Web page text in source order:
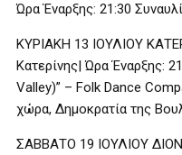
Ώρα Έναρξης: 21:30
ΚΥΡΙΑΚΗ 13 ΙΟΥΛΙΟΥ
Κατερίνης| Ώρα Έναρξης:
Valley)” – Folk Dance
χώρα, Δημοκρατία της
ΣΑΒΒΑΤΟ 19 ΙΟΥΛΙΟΥ